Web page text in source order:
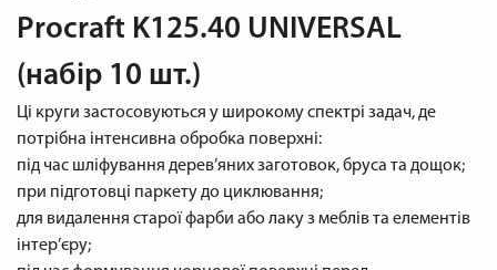
Procraft K125.40 UNIVERSAL
(набір 10 шт.)
Ці круги застосовуються у широкому спектрі задач, де
потрібна інтенсивна обробка поверхні:
під час шліфування дерев’яних заготовок, бруса та дощок;
при підготовці паркету до циклювання;
для видалення старої фарби або лаку з меблів та елементів
інтер’єру;